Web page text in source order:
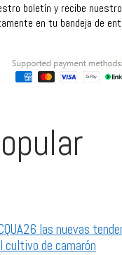
boletín y recibe
en tu bandeja de
las nuevas
cultivo de camarón